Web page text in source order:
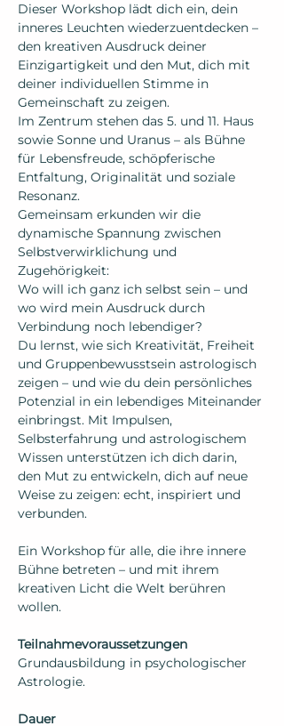
Dieser Workshop lädt dich ein, dein
inneres Leuchten wiederzuentdecken –
den kreativen Ausdruck deiner
Einzigartigkeit und den Mut, dich mit
deiner individuellen Stimme in
Gemeinschaft zu zeigen.
Im Zentrum stehen das 5. und 11. Haus
sowie Sonne und Uranus – als Bühne
für Lebensfreude, schöpferische
Entfaltung, Originalität und soziale
Resonanz.
Gemeinsam erkunden wir die
dynamische Spannung zwischen
Selbstverwirklichung und
Zugehörigkeit:
Wo will ich ganz ich selbst sein – und
wo wird mein Ausdruck durch
Verbindung noch lebendiger?
Du lernst, wie sich Kreativität, Freiheit
und Gruppenbewusstsein astrologisch
zeigen – und wie du dein persönliches
Potenzial in ein lebendiges Miteinander
einbringst. Mit Impulsen,
Selbsterfahrung und astrologischem
Wissen unterstützen ich dich darin,
den Mut zu entwickeln, dich auf neue
Weise zu zeigen: echt, inspiriert und
verbunden.
Ein Workshop für alle, die ihre innere
Bühne betreten – und mit ihrem
kreativen Licht die Welt berühren
wollen.
Teilnahmevoraussetzungen
Grundausbildung in psychologischer
Astrologie.
Dauer